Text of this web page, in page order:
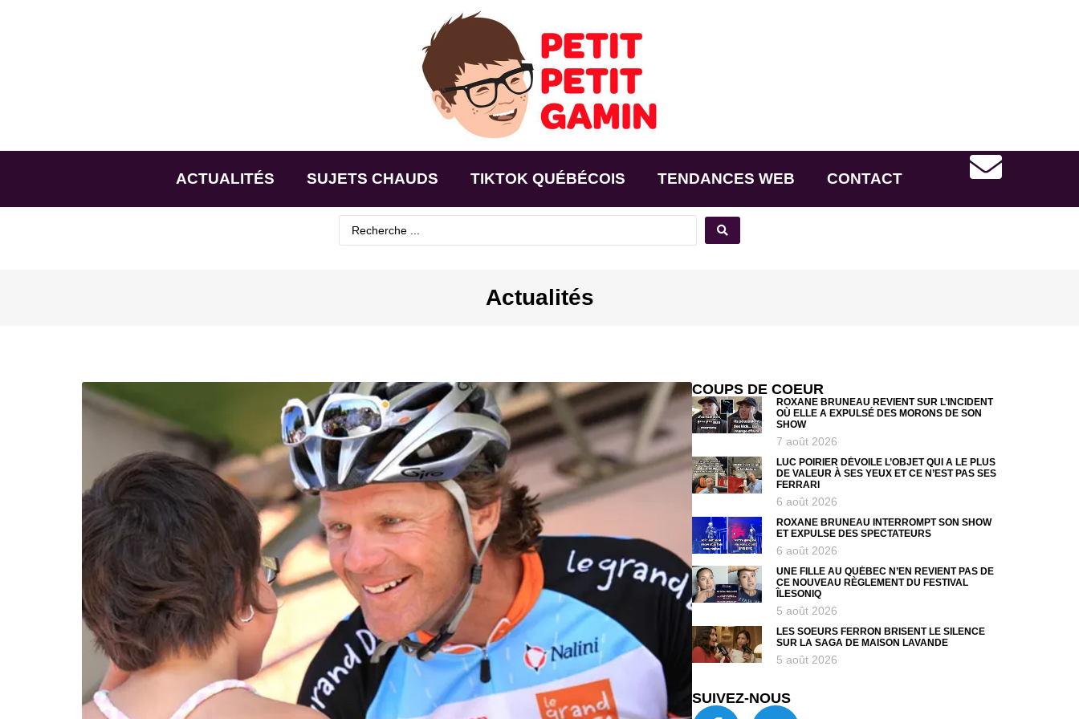
ACTUALITÉS SUJETS CHAUDS TIKTOK QUÉBÉCOIS TENDANCES WEB CONTACT
Actualités
COUPS DE COEUR
ROXANE BRUNEAU REVIENT SUR L’INCIDENT
OÙ ELLE A EXPULSÉ DES MORONS DE SON
SHOW
7 août 2026
LUC POIRIER DÉVOILE L’OBJET QUI A LE PLUS
DE VALEUR À SES YEUX ET CE N’EST PAS SES
FERRARI
6 août 2026
ROXANE BRUNEAU INTERROMPT SON SHOW
ET EXPULSE DES SPECTATEURS
6 août 2026
UNE FILLE AU QUÉBEC N’EN REVIENT PAS DE
CE NOUVEAU RÈGLEMENT DU FESTIVAL
ÎLESONIQ
5 août 2026
LES SOEURS FERRON BRISENT LE SILENCE
SUR LA SAGA DE MAISON LAVANDE
5 août 2026
SUIVEZ-NOUS